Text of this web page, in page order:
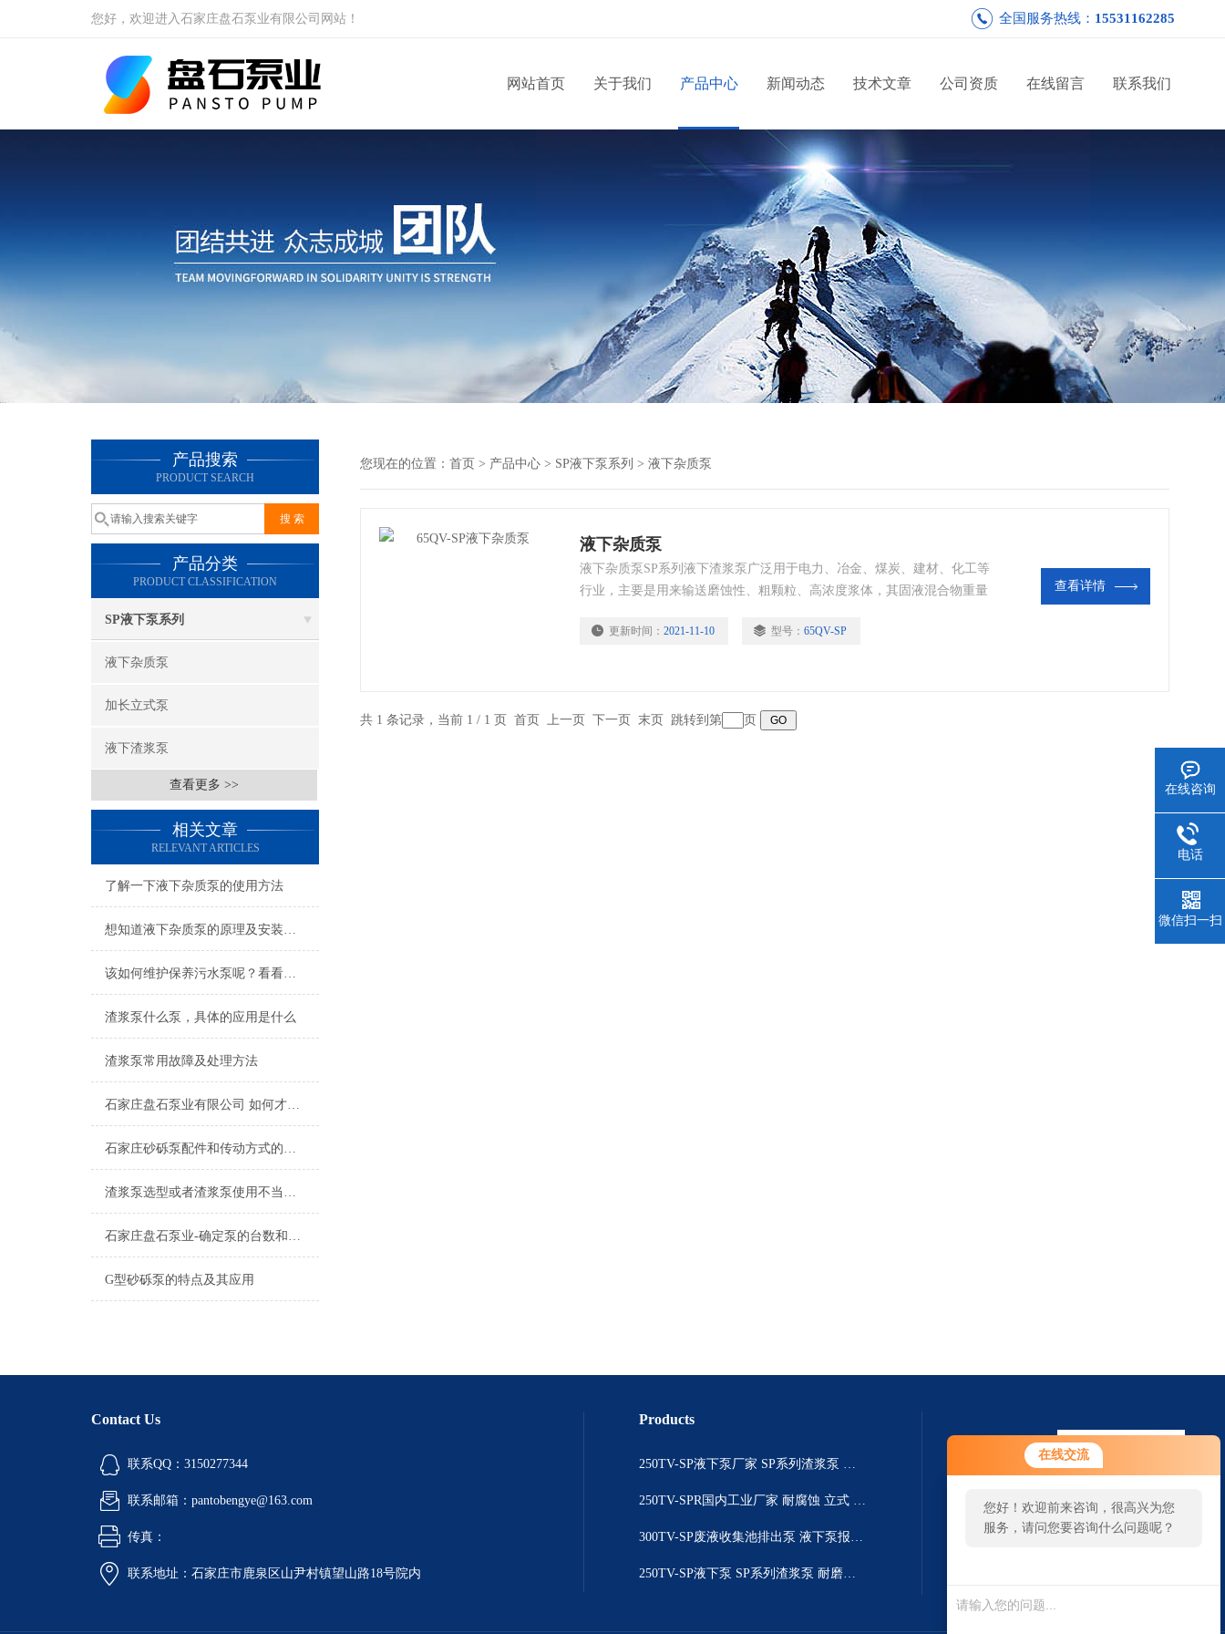
在线交流
您好！欢迎前来咨询，很高兴为您
服务，请问您要咨询什么问题呢？
您好，欢迎进入石家庄盘石泵业有限公司网站！ 全国服务热线： 15531162285
网站首页 关于我们 产品中心 新闻动态 技术文章 公司资质 在线留言 联系我们
产品搜索
PRODUCT SEARCH
产品分类
PRODUCT CLASSIFICATION
SP液下泵系列
液下杂质泵
加长立式泵
液下渣浆泵
查看更多 >>
相关文章
RELEVANT ARTICLES
了解一下液下杂质泵的使用方法
想知道液下杂质泵的原理及安装方法不妨看看本篇
该如何维护保养污水泵呢？看看本篇吧
渣浆泵什么泵，具体的应用是什么
渣浆泵常用故障及处理方法
石家庄盘石泵业有限公司 如何才能买到合适的渣浆泵
石家庄砂砾泵配件和传动方式的介绍
渣浆泵选型或者渣浆泵使用不当怎么解决?
石家庄盘石泵业-确定泵的台数和备用率
G型砂砾泵的特点及其应用
您现在的位置： 首页 > 产品中心 > SP液下泵系列 > 液下杂质泵
液下杂质泵
液下杂质泵SP系列液下渣浆泵广泛用于电力、冶金、煤炭、建材、化工等
行业，主要是用来输送磨蚀性、粗颗粒、高浓度浆体，其固液混合物重量
或轴封水。
更新时间： 2021-11-10 型号： 65QV-SP
查看详情
共 1 条记录，当前 1 / 1 页 首页 上一页 下一页 末页 跳转到第 页
Contact Us
联系QQ：3150277344
联系邮箱：pantobengye@163.com
传真：
联系地址：石家庄市鹿泉区山尹村镇望山路18号院内
Products
250TV-SP液下泵厂家 SP系列渣浆泵 耐磨耐腐
250TV-SPR国内工业厂家 耐腐蚀 立式 SPR液下泵系列 液下泵生产
300TV-SP废液收集池排出泵 液下泵报价 SP系列渣浆泵
250TV-SP液下泵 SP系列渣浆泵 耐磨耐腐叶轮
在线咨询
电话
微信扫一扫